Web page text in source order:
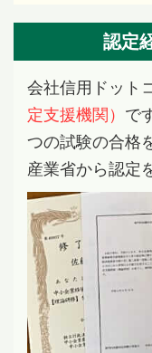
認定
会社信用ドット
定支援機関） で
つの試験の合格
産業省から認定